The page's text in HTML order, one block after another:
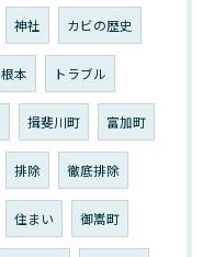
神社 カビの歴史
根本 トラブル
揖斐川町 富加町
排除 徹底排除
住まい 御嵩町